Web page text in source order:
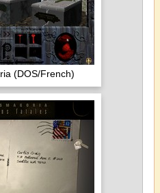
(DOS/French)